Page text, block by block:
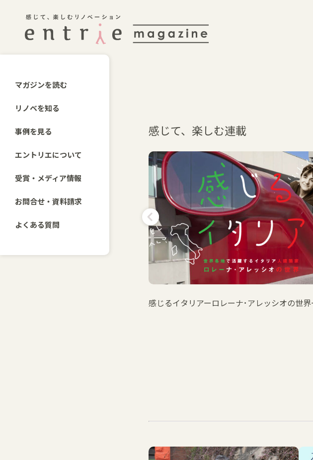
マガジンを読む
リノベを知る
事例を見る
エントリエについて
受賞・メディア情報
お問合せ・資料請求
よくある質問
感じて、楽しむ連載
感じるイタリアーロレーナ･アレッシオの世界